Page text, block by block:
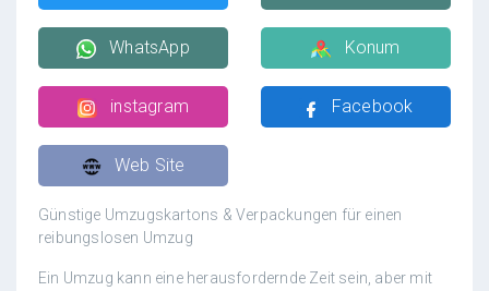
WhatsApp Konum
instagram Facebook
Web Site
Günstige Umzugskartons & Verpackungen für einen
reibungslosen Umzug
Ein Umzug kann eine herausfordernde Zeit sein, aber mit